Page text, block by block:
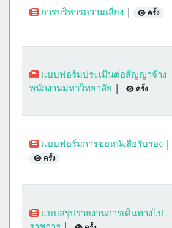
การบริหารความเสี่ยง | ครั้ง
แบบฟอร์มประเมินต่อสัญญาจ้าง
พนักงานมหาวิทยาลัย | ครั้ง
แบบฟอร์มการขอหนังสือรับรอง |
ครั้ง
แบบสรุปรายงานการเดินทางไป